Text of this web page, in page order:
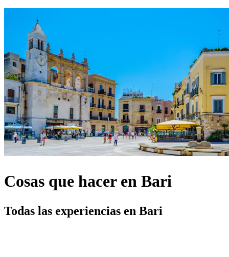
Cosas que hacer en Bari
Todas las experiencias en Bari